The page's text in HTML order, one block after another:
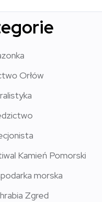
Orłów
Kamień Pomorski
morska
Zgred